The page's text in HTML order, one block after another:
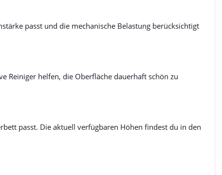
passt und die mechanische Belastung berücksichtigt
Reiniger helfen, die Oberfläche dauerhaft schön zu
passt. Die aktuell verfügbaren Höhen findest du in den